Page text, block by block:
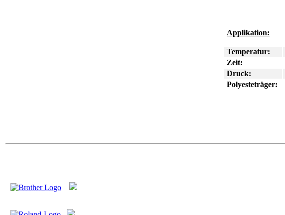
Applikation:
Temperatur:
Zeit:
Druck:
Polyesteträger: